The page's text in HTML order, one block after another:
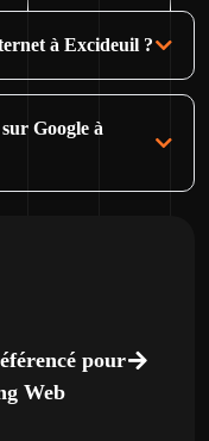
à Excideuil ?
Google à
pour
Web